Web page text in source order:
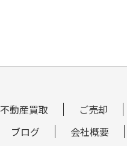
不動産買取
ご売却
ブログ
会社概要